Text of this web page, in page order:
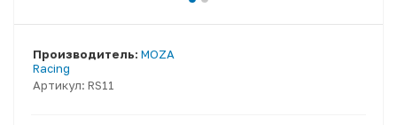
Артикул: RS11
Производитель: MOZA
Racing